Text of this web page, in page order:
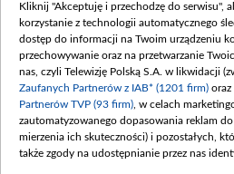
Procedura zgłoszeń
Kliknij "Akceptuję i przechodzę do serwisu",
korzystanie z technologii automatycznego
dostęp do informacji na Twoim urządzeniu
przechowywanie oraz na przetwarzanie
nas, czyli Telewizję Polską S.A. w likwidacji
Zaufanych Partnerów z IAB* (1201 firm) oraz
Partnerów TVP (93 firm) , w celach
zautomatyzowanego dopasowania reklam
mierzenia ich skuteczności) i pozostałych,
także zgody na udostępnianie przez nas